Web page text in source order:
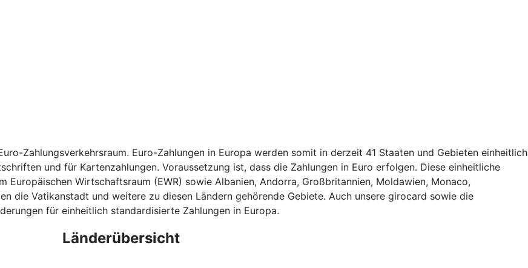
Zahlungsverkehrsraum. Euro-Zahlungen in Europa werden somit in derzeit 41 Staaten und Gebieten einheitlich
und für Kartenzahlungen. Voraussetzung ist, dass die Zahlungen in Euro erfolgen. Diese einheitliche
Wirtschaftsraum (EWR) sowie Albanien, Andorra, Großbritannien, Moldawien, Monaco,
die Vatikanstadt und weitere zu diesen Ländern gehörende Gebiete. Auch unsere girocard sowie die
für einheitlich standardisierte Zahlungen in Europa.
Länderübersicht